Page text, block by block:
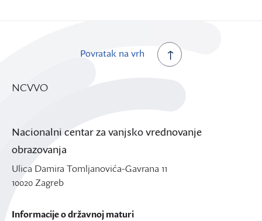
Povratak na vrh
NCVVO
Nacionalni centar za vanjsko vrednovanje
obrazovanja
Ulica Damira Tomljanovića-Gavrana 11
10020 Zagreb
Informacije o državnoj maturi